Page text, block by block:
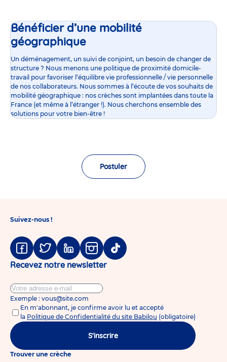
Bénéficier d’une mobilité
géographique
Un déménagement, un suivi de conjoint, un besoin de changer de
structure ? Nous menons une politique de proximité domicile-
travail pour favoriser l’équilibre vie professionnelle / vie personnelle
de nos collaborateurs. Nous sommes à l’écoute de vos souhaits de
mobilité géographique : nos crèches sont implantées dans toute la
France (et même à l’étranger !). Nous cherchons ensemble des
solutions pour votre bien-être !
Postuler
Suivez-nous !
Facebook
TwitterLinkedinInstagram
Tiktok
Recevez notre newsletter
Exemple : vous@site.com
En m'abonnant, je confirme avoir lu et accepté
la Politique de Confidentialité du site Babilou (obligatoire)
S'inscrire
Trouver une crèche